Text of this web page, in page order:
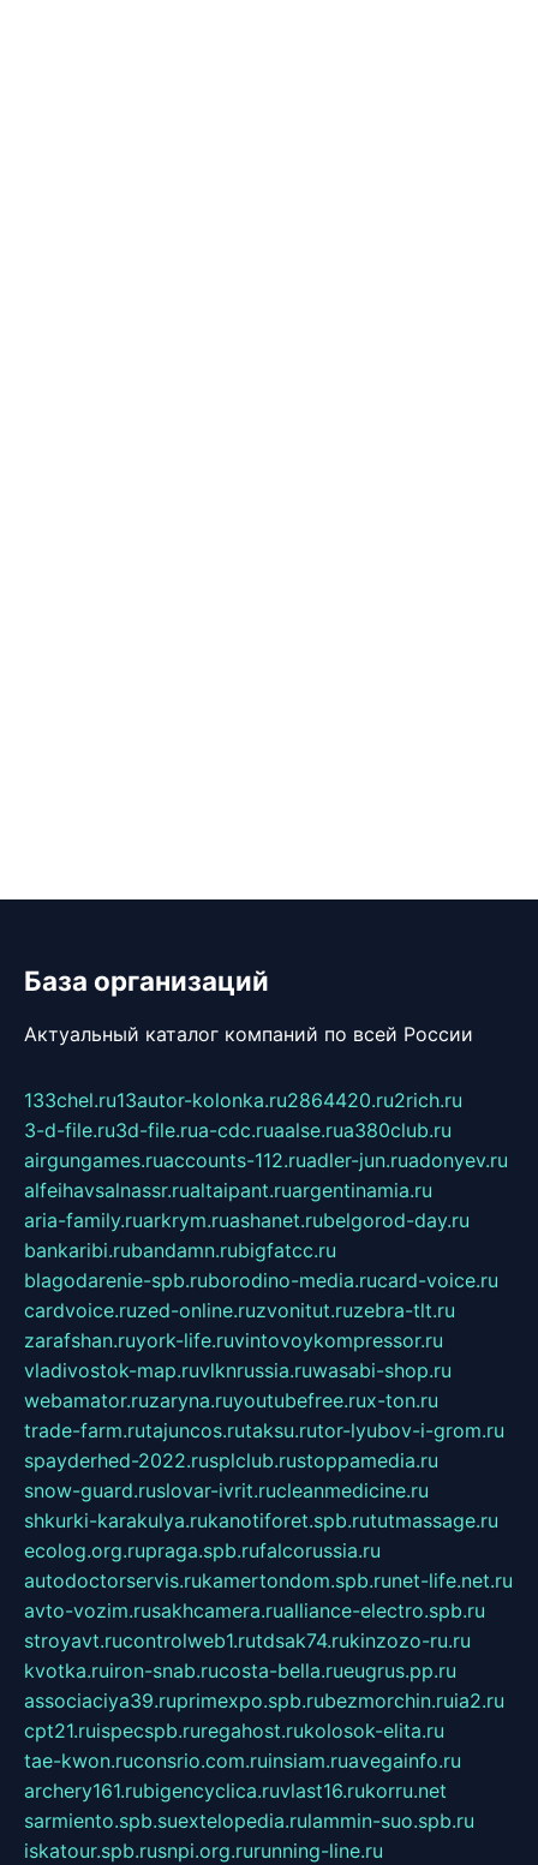
База организаций
Актуальный каталог компаний по всей России
133chel.ru13autor-kolonka.ru2864420.ru2rich.ru
3-d-file.ru3d-file.rua-cdc.ruaalse.rua380club.ru
airgungames.ruaccounts-112.ruadler-jun.ruadonyev.ru
alfeihavsalnassr.rualtaipant.ruargentinamia.ru
aria-family.ruarkrym.ruashanet.rubelgorod-day.ru
bankaribi.rubandamn.rubigfatcc.ru
blagodarenie-spb.ruborodino-media.rucard-voice.ru
cardvoice.ruzed-online.ruzvonitut.ruzebra-tlt.ru
zarafshan.ruyork-life.ruvintovoykompressor.ru
vladivostok-map.ruvlknrussia.ruwasabi-shop.ru
webamator.ruzaryna.ruyoutubefree.rux-ton.ru
trade-farm.rutajuncos.rutaksu.rutor-lyubov-i-grom.ru
spayderhed-2022.rusplclub.rustoppamedia.ru
snow-guard.ruslovar-ivrit.rucleanmedicine.ru
shkurki-karakulya.rukanotiforet.spb.rututmassage.ru
ecolog.org.rupraga.spb.rufalcorussia.ru
autodoctorservis.rukamertondom.spb.runet-life.net.ru
avto-vozim.rusakhcamera.rualliance-electro.spb.ru
stroyavt.rucontrolweb1.rutdsak74.rukinzozo-ru.ru
kvotka.ruiron-snab.rucosta-bella.rueugrus.pp.ru
associaciya39.ruprimexpo.spb.rubezmorchin.ruia2.ru
cpt21.ruispecspb.ruregahost.rukolosok-elita.ru
tae-kwon.ruconsrio.com.ruinsiam.ruavegainfo.ru
archery161.rubigencyclica.ruvlast16.rukorru.net
sarmiento.spb.suextelopedia.rulammin-suo.spb.ru
iskatour.spb.rusnpi.org.rurunning-line.ru